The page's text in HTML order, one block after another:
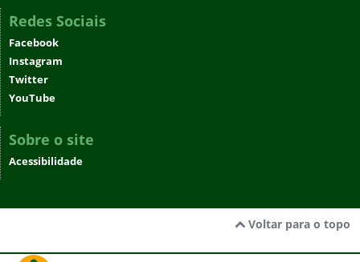
Redes Sociais
Facebook
Instagram
Twitter
YouTube
Sobre o site
Acessibilidade
Voltar para o topo